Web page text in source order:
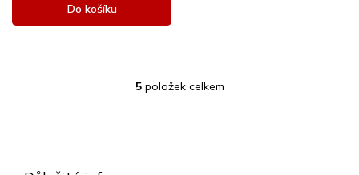
Do košíku
O
5položek celkem